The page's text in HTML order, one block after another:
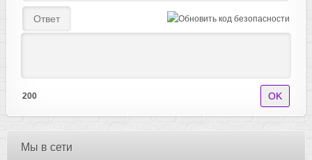
200
Мы в сети